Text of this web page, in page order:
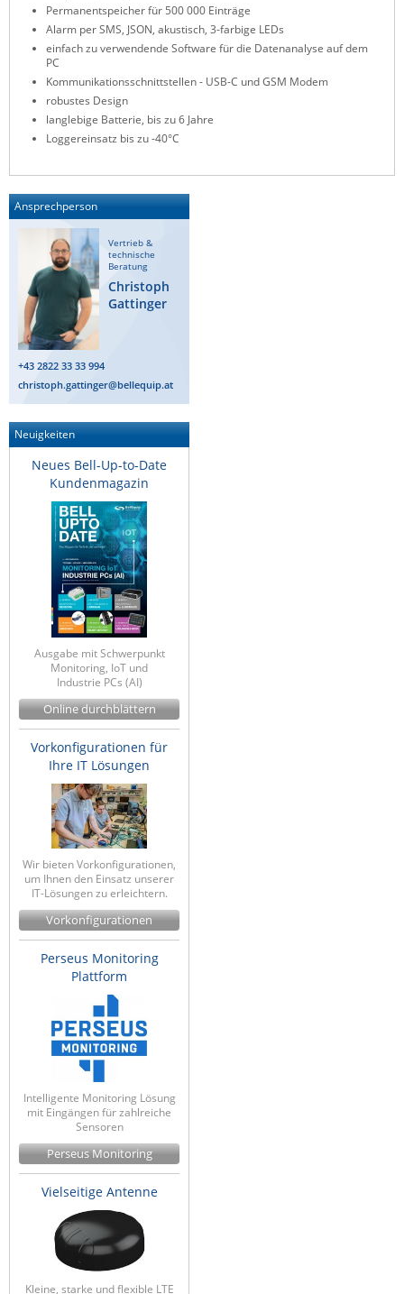
WATTECO
Westermo
Yuasa
ZPE Systems
News zu unseren Herstellern
Permanentspeicher für 500 000 Einträge
Alarm per SMS, JSON, akustisch, 3-farbige LEDs
einfach zu verwendende Software für die Datenanalyse auf dem
PC
Kommunikationsschnittstellen - USB-C und GSM Modem
robustes Design
langlebige Batterie, bis zu 6 Jahre
Loggereinsatz bis zu -40°C
Ansprechperson
Vertrieb &
technische
Beratung
Christoph
Gattinger
+43 2822 33 33 994
christoph.gattinger@bellequip.at
Neuigkeiten
Neues Bell-Up-to-Date
Kundenmagazin
Ausgabe mit Schwerpunkt
Monitoring, IoT und
Industrie PCs (AI)
Online durchblättern
Vorkonfigurationen für
Ihre IT Lösungen
Wir bieten Vorkonfigurationen,
um Ihnen den Einsatz unserer
IT-Lösungen zu erleichtern.
Vorkonfigurationen
Perseus Monitoring
Plattform
Intelligente Monitoring Lösung
mit Eingängen für zahlreiche
Sensoren
Perseus Monitoring
Vielseitige Antenne
Kleine, starke und flexible LTE